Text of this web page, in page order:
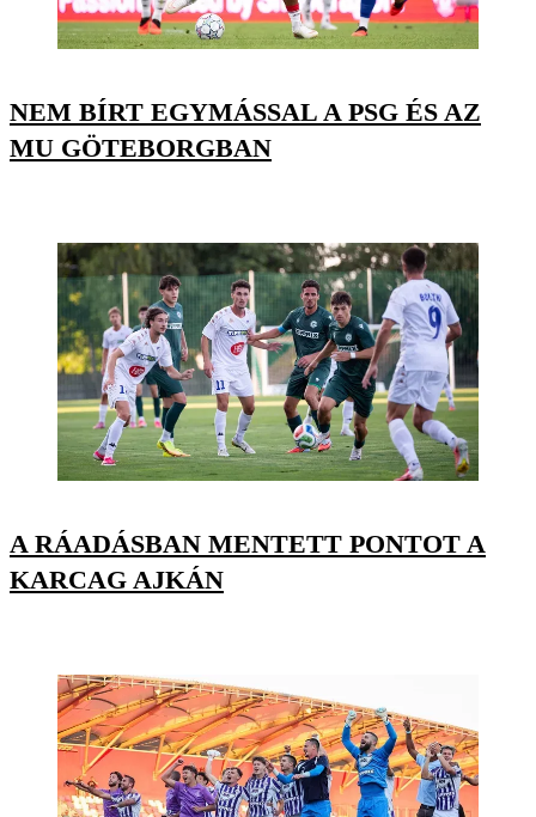
NEM BÍRT EGYMÁSSAL A PSG ÉS AZ
MU GÖTEBORGBAN
A RÁADÁSBAN MENTETT PONTOT A
KARCAG AJKÁN